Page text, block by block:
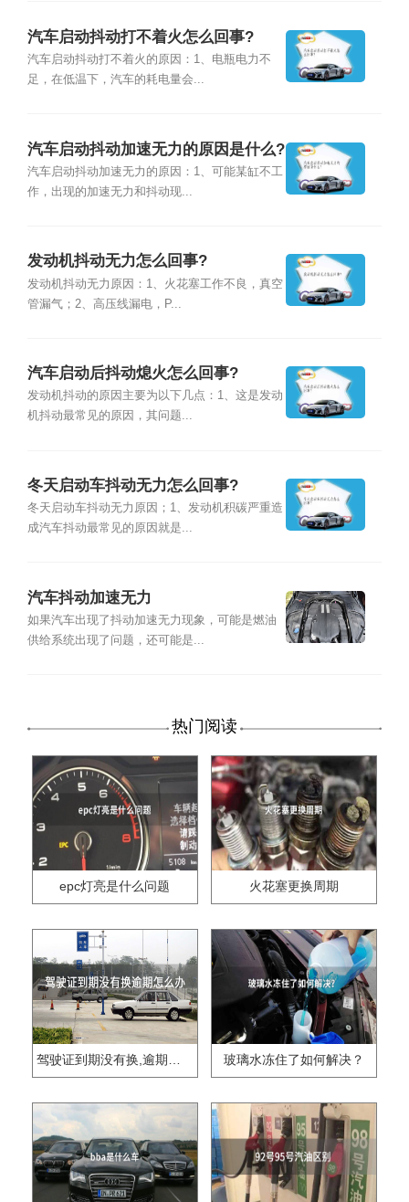
汽车启动抖动打不着火怎么回事?
汽车启动抖动打不着火的原因：1、电瓶电力不
足，在低温下，汽车的耗电量会...
汽车启动抖动加速无力的原因是什么?
汽车启动抖动加速无力的原因：1、可能某缸不工
作，出现的加速无力和抖动现...
发动机抖动无力怎么回事?
发动机抖动无力原因：1、火花塞工作不良，真空
管漏气；2、高压线漏电，P...
汽车启动后抖动熄火怎么回事?
发动机抖动的原因主要为以下几点：1、这是发动
机抖动最常见的原因，其问题...
冬天启动车抖动无力怎么回事?
冬天启动车抖动无力原因；1、发动机积碳严重造
成汽车抖动最常见的原因就是...
汽车抖动加速无力
如果汽车出现了抖动加速无力现象，可能是燃油
供给系统出现了问题，还可能是...
热门阅读
epc灯亮是什么问题 火花塞更换周期
驾驶证到期没有换,逾期怎么办?? 玻璃水冻住了如何解决？